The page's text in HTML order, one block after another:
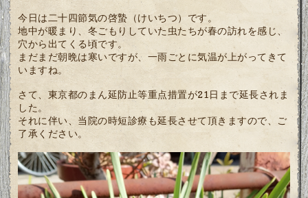
今日は二十四節気の啓蟄（けいちつ）です。
地中が暖まり、冬ごもりしていた虫たちが春の訪れを感じ、
穴から出てくる頃です。
まだまだ朝晩は寒いですが、一雨ごとに気温が上がってきて
いますね。
さて、東京都のまん延防止等重点措置が21日まで延長されま
した。
それに伴い、当院の時短診療も延長させて頂きますので、ご
了承ください。